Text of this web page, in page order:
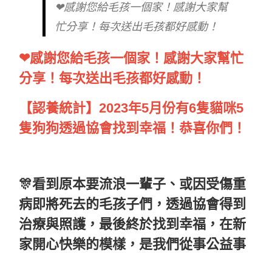
❤感謝您給毛孩一個家！感謝大家幫
忙分享！每次送出毛孩都好感動！
❤感謝您給毛孩一個家！感謝大家幫忙
分享！每次送出毛孩都好感動！
【認養統計】2023年5月份有6隻貓咪5
隻狗狗透過協會找到幸福！恭喜你們！
🎊看到原本要流浪一輩子、或因受傷重
病即將死去的毛孩子們，透過協會得到
治療與照護，最後終於找到幸福，在新
家開心快樂的模樣，是我們從事公益事